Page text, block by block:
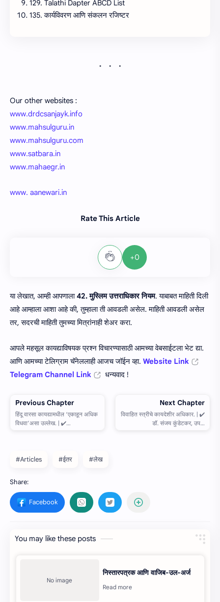
129. Talathi Dapter ABCD List
135. कार्यविवरण आणि संकलन रजिष्टर
Our other websites :
www.drdcsanjayk.info
www.mahsulguru.in
www.mahsulguru.com
www.satbara.in
www.mahaegr.in
www. aanewari.in
Rate This Article
+0
या लेखात, आम्ही आपणाला42. मुस्लिम उत्तराधिकार नियम. याबाबत माहिती दिली
आहे आम्हाला आशा आहे की, तुम्हाला ती आवडली असेल. माहिती आवडली असेल
तर, सदरची माहिती तुमच्या मित्रांनाही शेअर करा.
आपले महसूल कायद्याविषयक प्रश्न विचारण्यासाठी आमच्या वेबसाईटला भेट द्या.
आणि आमच्या टेलिग्राम चॅनेललाही आजच जॉईन व्हा. Website Link
Telegram Channel Link
धन्यवाद !
#Articles #ईतर #लेख
You may like these posts
निस्तारपत्रक आणि वाजिब-उल-अर्ज